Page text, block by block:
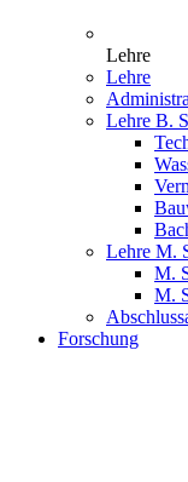
Lehre
Lehre
Lehre B.
Lehre M.
M.
M.
Forschung